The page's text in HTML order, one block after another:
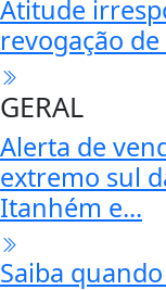
Atitude
revogação
GERAL
Alerta de
extremo sul
Itanhém e...
Saiba